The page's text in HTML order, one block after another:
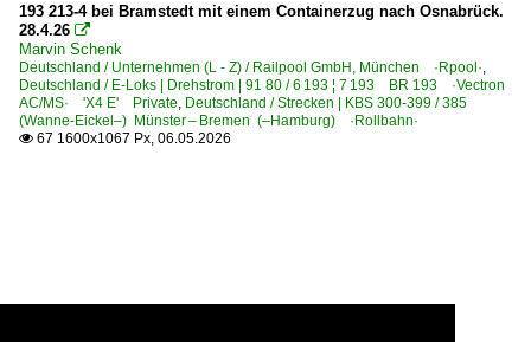
193 213-4 bei Bramstedt mit einem Containerzug nach Osnabrück.
28.4.26 
Marvin Schenk
Deutschland / Unternehmen (L - Z) / Railpool GmbH, München ·Rpool·,
Deutschland / E-Loks | Drehstrom | 91 80 / 6 193 ¦ 7 193 BR 193 ·Vectron
AC/MS· 'X4 E' Private, Deutschland / Strecken | KBS 300-399 / 385
(Wanne-Eickel–) Münster – Bremen (–Hamburg) ·Rollbahn·
 67 1600x1067 Px, 06.05.2026